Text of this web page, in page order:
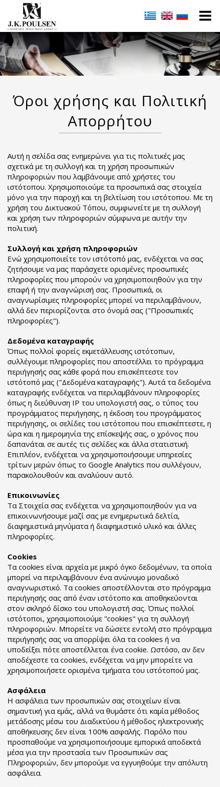
Όροι χρήσης και Πολιτική
Απορρήτου
Αυτή η σελίδα σας ενημερώνει για τις πολιτικές μας
σχετικά με τη συλλογή και τη χρήση προσωπικών
πληροφοριών που λαμβάνουμε από χρήστες του
ιστότοπου. Χρησιμοποιούμε τα προσωπικά σας στοιχεία
μόνο για την παροχή και τη βελτίωση του ιστότοπου. Με τη
χρήση του Δικτυακού Τόπου, συμφωνείτε με τη συλλογή
και χρήση των πληροφοριών σύμφωνα με αυτήν την
πολιτική.
Συλλογή και χρήση πληροφοριών
Ενώ χρησιμοποιείτε τον ιστότοπό μας, ενδέχεται να σας
ζητήσουμε να μας παράσχετε ορισμένες προσωπικές
πληροφορίες που μπορούν να χρησιμοποιηθούν για την
επαφή ή την αναγνώρισή σας. Προσωπικά, οι
αναγνωρίσιμες πληροφορίες μπορεί να περιλαμβάνουν,
αλλά δεν περιορίζονται στο όνομά σας ("Προσωπικές
πληροφορίες").
Δεδομένα καταγραφής
Όπως πολλοί φορείς εκμετάλλευσης ιστότοπων,
συλλέγουμε πληροφορίες που αποστέλλει το πρόγραμμα
περιήγησής σας κάθε φορά που επισκέπτεστε τον
ιστότοπό μας ("Δεδομένα καταγραφής"). Αυτά τα δεδομένα
καταγραφής ενδέχεται να περιλαμβάνουν πληροφορίες
όπως η διεύθυνση IP του υπολογιστή σας, ο τύπος του
προγράμματος περιήγησης, η έκδοση του προγράμματος
περιήγησης, οι σελίδες του ιστότοπου που επισκέπτεστε, η
ώρα και η ημερομηνία της επίσκεψής σας, ο χρόνος που
δαπανάται σε αυτές τις σελίδες και άλλα στατιστική.
Επιπλέον, ενδέχεται να χρησιμοποιήσουμε υπηρεσίες
τρίτων μερών όπως το Google Analytics που συλλέγουν,
παρακολουθούν και αναλύουν αυτό.
Επικοινωνίες
Τα Στοιχεία σας ενδέχεται να χρησιμοποιηθούν για να
επικοινωνήσουμε μαζί σας με ενημερωτικά δελτία,
διαφημιστικά μηνύματα ή διαφημιστικό υλικό και άλλες
πληροφορίες.
Cookies
Τα cookies είναι αρχεία με μικρό όγκο δεδομένων, τα οποία
μπορεί να περιλαμβάνουν ένα ανώνυμο μοναδικό
αναγνωριστικό. Τα cookies αποστέλλονται στο πρόγραμμα
περιήγησής σας από έναν ιστότοπο και αποθηκεύονται
στον σκληρό δίσκο του υπολογιστή σας. Όπως πολλοί
ιστότοποι, χρησιμοποιούμε "cookies" για τη συλλογή
πληροφοριών. Μπορείτε να δώσετε εντολή στο πρόγραμμα
περιήγησής σας να απορρίψει όλα τα cookies ή να
υποδείξει πότε αποστέλλεται ένα cookie. Ωστόσο, αν δεν
αποδέχεστε τα cookies, ενδέχεται να μην μπορείτε να
χρησιμοποιήσετε ορισμένα τμήματα του ιστότοπού μας.
Ασφάλεια
Η ασφάλεια των προσωπικών σας στοιχείων είναι
σημαντική για εμάς, αλλά να θυμάστε ότι καμία μέθοδος
μετάδοσης μέσω του Διαδικτύου ή μέθοδος ηλεκτρονικής
αποθήκευσης δεν είναι 100% ασφαλής. Παρόλο που
προσπαθούμε να χρησιμοποιήσουμε εμπορικά αποδεκτά
μέσα για την προστασία των Προσωπικών σας
Πληροφοριών, δεν μπορούμε να εγγυηθούμε την απόλυτη
ασφάλεια.